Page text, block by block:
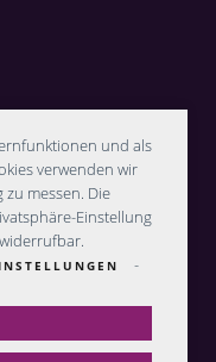
und als
verwenden wir
messen. Die
Einstellung
-